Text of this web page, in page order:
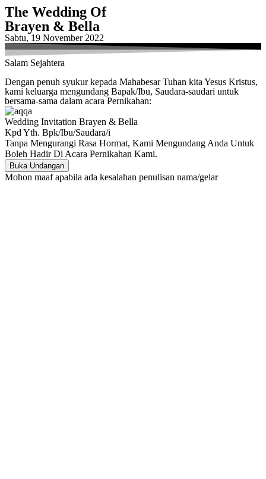
The Wedding Of
Brayen & Bella
Sabtu, 19 November 2022
Salam Sejahtera
Dengan penuh syukur kepada Mahabesar Tuhan kita Yesus Kristus,
kami keluarga mengundang Bapak/Ibu, Saudara-saudari untuk
bersama-sama dalam acara Pernikahan:
Wedding Invitation Brayen & Bella
Kpd Yth. Bpk/Ibu/Saudara/i
Tanpa Mengurangi Rasa Hormat, Kami Mengundang Anda Untuk
Boleh Hadir Di Acara Pernikahan Kami.
Buka Undangan
Mohon maaf apabila ada kesalahan penulisan nama/gelar